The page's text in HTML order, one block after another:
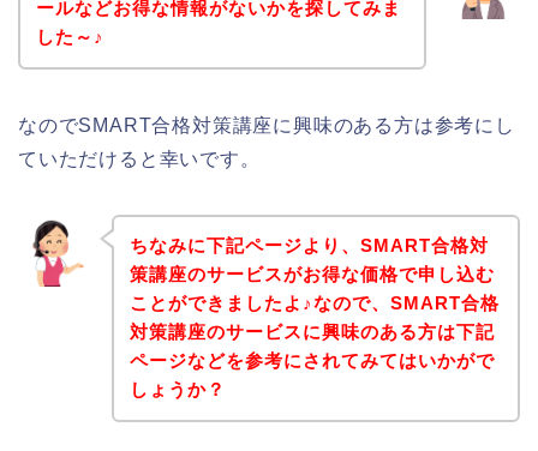
ールなどお得な情報がないかを探してみま
した～♪
なのでSMART合格対策講座に興味のある方は参考にし
ていただけると幸いです。
ちなみに下記ページより、SMART合格対
策講座のサービスがお得な価格で申し込む
ことができましたよ♪なので、SMART合格
対策講座のサービスに興味のある方は下記
ページなどを参考にされてみてはいかがで
しょうか？